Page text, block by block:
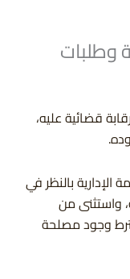
وطلبات
قضائية عليه،
بالنظر في
واستثنى من
وجود مصلحة